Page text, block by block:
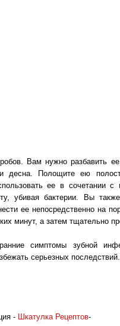
Вам нужно разбавить
десна. Полощите ею
ее в сочетании
убивая бактерии. Вы
ее непосредственно на
минут, а затем тщательно
симптомы зубной
серьезных последствий.
- Шкатулка Рецептов-